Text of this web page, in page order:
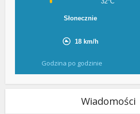
Godzina po godzinie
Wiadomości